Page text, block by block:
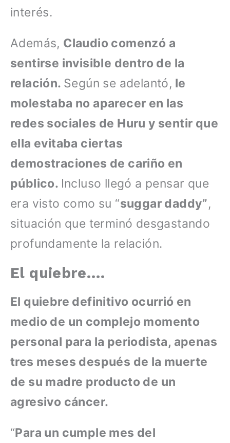
interés.
Además, Claudio comenzó a
sentirse invisible dentro de la
relación. Según se adelantó, le
molestaba no aparecer en las
redes sociales de Huru y sentir que
ella evitaba ciertas
demostraciones de cariño en
público. Incluso llegó a pensar que
era visto como su “suggar daddy”,
situación que terminó desgastando
profundamente la relación.
El quiebre….
El quiebre definitivo ocurrió en
medio de un complejo momento
personal para la periodista, apenas
tres meses después de la muerte
de su madre producto de un
agresivo cáncer.
“Para un cumple mes del